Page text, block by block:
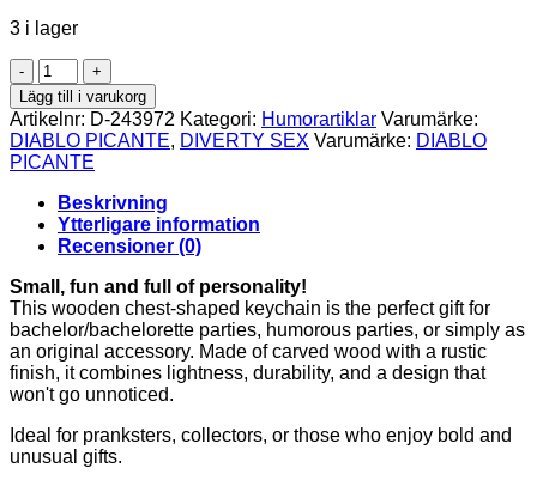
3 i lager
DIABLO
PICANTE
-
WOODEN
BREAST-
SHAPED
KEYCHAIN
mängd
Lägg till i varukorg
Artikelnr: D-243972 Kategori: Humorartiklar Varumärke:
DIABLO PICANTE, DIVERTY SEX Varumärke: DIABLO
PICANTE
Beskrivning
Ytterligare information
Recensioner (0)
Small, fun and full of personality!
This wooden chest-shaped keychain is the perfect gift for
bachelor/bachelorette parties, humorous parties, or simply as
an original accessory. Made of carved wood with a rustic
finish, it combines lightness, durability, and a design that
won't go unnoticed.
Ideal for pranksters, collectors, or those who enjoy bold and
unusual gifts.